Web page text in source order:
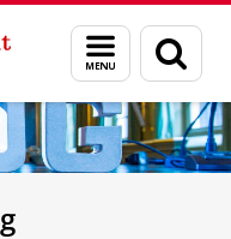
Menu
en
zoeken